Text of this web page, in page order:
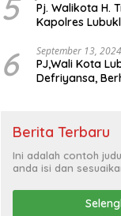
Pj. Walikota H.
Kapolres
Hajatan Politik
6 September 13, 2024
PJ,Wali Kota
Defriyansa,
Berita Terbaru
Ini adalah contoh
anda isi dan